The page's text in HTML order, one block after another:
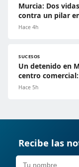
Murcia: Dos
contra un pilar
Hace 4h
SUCESOS
Un detenido en
centro
Hace 5h
Recibe las